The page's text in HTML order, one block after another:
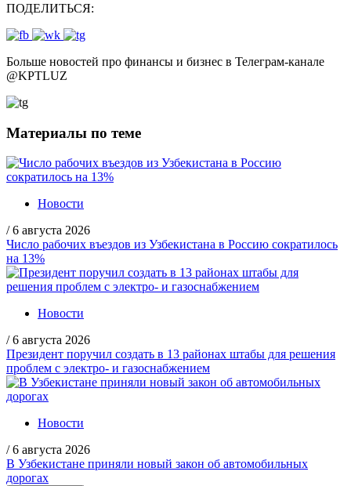
ПОДЕЛИТЬСЯ:
Больше новостей про финансы и бизнес в Телеграм-канале
@KPTLUZ
Материалы по теме
Новости
/ 6 августа 2026
Число рабочих въездов из Узбекистана в Россию сократилось
на 13%
Новости
/ 6 августа 2026
Президент поручил создать в 13 районах штабы для решения
проблем с электро- и газоснабжением
Новости
/ 6 августа 2026
В Узбекистане приняли новый закон об автомобильных
дорогах